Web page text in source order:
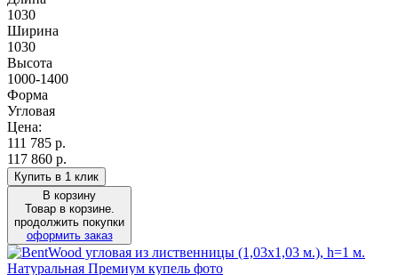
1030
Ширина
1030
Высота
1000-1400
Форма
Угловая
Цена:
111 785 р.
117 860 р.
Купить в 1 клик
В корзину
Товар в корзине.
продолжить покупки
оформить заказ